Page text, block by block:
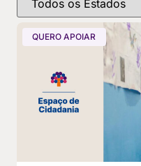
QUERO APOIAR